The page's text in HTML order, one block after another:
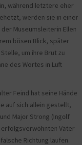
während letztere eher
werden sie in einer
Museumsleiterin Ellen
bösen Blick, später
um ihre Brut zu
des Wortes in Luft
Feind hat seine Hände
auf sich allein gestellt,
Major Strong (Ingolf
Väter
Richtung laufen.